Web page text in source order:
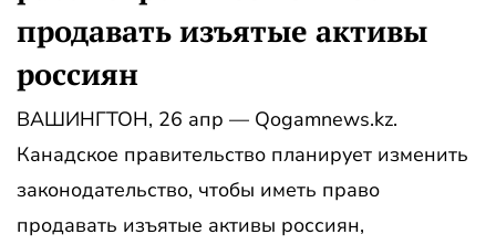
продавать изъятые активы
россиян
ВАШИНГТОН, 26 апр — Qogamnews.kz.
Канадское правительство планирует изменить
законодательство, чтобы иметь право
продавать изъятые активы россиян,